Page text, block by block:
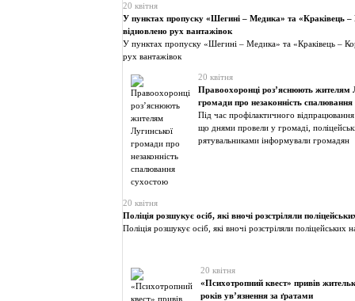
20 квітня
У пунктах пропуску «Шегині – Медика» та «Краківець –
відновлено рух вантажівок
У пунктах пропуску «Шегині – Медика» та «Краківець –
рух вантажівок
20 квітня
Правоохоронці роз’яснюють жителям
громади про незаконність
Під час профілактичного
що днями провели у громаді,
рятувальниками інформували громадян
20 квітня
Поліція розшукує осіб, які вночі розстріляли
Поліція розшукує осіб, які вночі розстріляли поліцейських
20 квітня
«Психотропний квест» привів
років ув’язнення за ґратами